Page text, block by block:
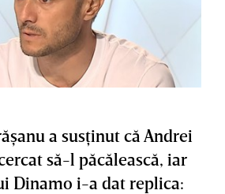
a susţinut că Andrei
să-l păcălească, iar
Dinamo i-a dat replica: